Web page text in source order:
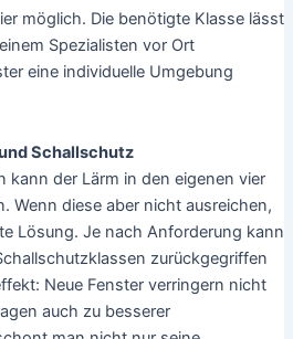
senken?
der Einrichtung kann dazu
Laute Geräte wie Drucker oder
der Austausch älterer Geräte kann
Weiter kann durch die Reduktion
reflektieren, der Geräuschpegel
Holzmöbel eher den Schall,
reflektieren ihn. Ebenso
Harte Böden wie Fliesen können
gezähmt werden.